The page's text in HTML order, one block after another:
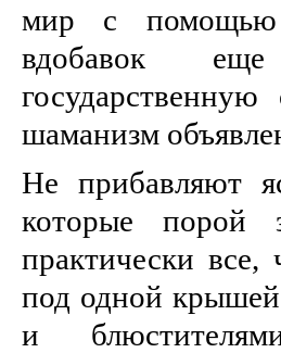
мир с помощью
вдобавок
шаманизм
Не прибавляют
которые порой
практически все,
под одной крышей
и